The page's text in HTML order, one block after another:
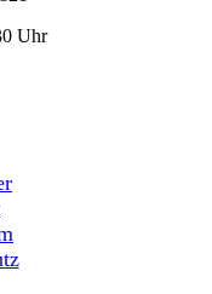
Uhr